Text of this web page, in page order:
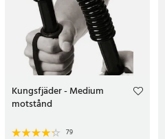
Kungsfjäder - Medium
motstånd
79